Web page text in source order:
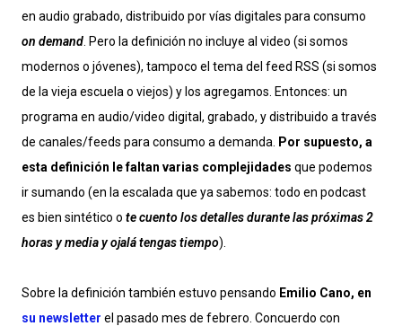
en audio grabado, distribuido por vías digitales para consumo
on demand. Pero la definición no incluye al video (si somos
modernos o jóvenes), tampoco el tema del feed RSS (si somos
de la vieja escuela o viejos) y los agregamos. Entonces: un
programa en audio/video digital, grabado, y distribuido a través
de canales/feeds para consumo a demanda. Por supuesto, a
esta definición le faltan varias complejidades que podemos
ir sumando (en la escalada que ya sabemos: todo en podcast
es bien sintético o te cuento los detalles durante las próximas 2
horas y media y ojalá tengas tiempo).
Sobre la definición también estuvo pensando Emilio Cano, en
su newsletter el pasado mes de febrero. Concuerdo con